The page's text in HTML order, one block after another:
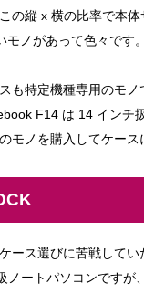
の縦 x 横の比率で本
ノがあって色々です。
も特定機種専用のモ
F14 は 14 インチ
モノを購入してケース
ース選びに苦戦して
ノートパソコンです